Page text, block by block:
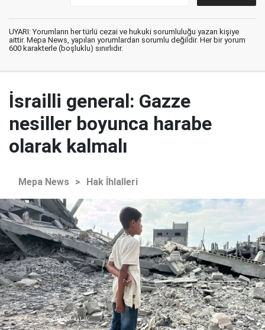
UYARI: Yorumların her türlü cezai ve hukuki sorumluluğu yazan kişiye
aittir. Mepa News, yapılan yorumlardan sorumlu değildir. Her bir yorum
600 karakterle (boşluklu) sınırlıdır.
İsrailli general: Gazze
nesiller boyunca harabe
olarak kalmalı
Mepa News > Hak İhlalleri